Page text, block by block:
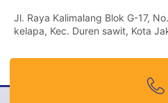
Jl. Raya Kalimalang Blok G-17,
kelapa, Kec. Duren sawit, Kota